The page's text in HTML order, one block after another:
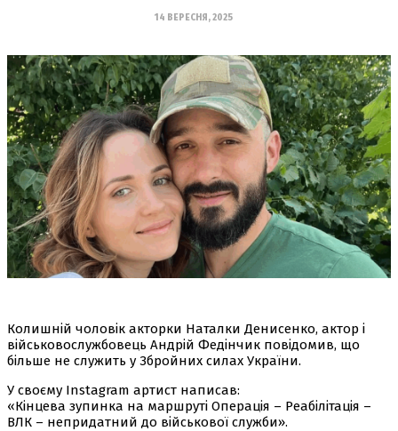
14 ВЕРЕСНЯ, 2025
Колишній чоловік акторки Наталки Денисенко, актор і
військовослужбовець Андрій Федінчик повідомив, що
більше не служить у Збройних силах України.
У своєму Instagram артист написав:
«Кінцева зупинка на маршруті Операція – Реабілітація –
ВЛК – непридатний до військової служби».